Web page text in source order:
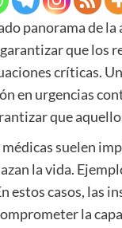
panorama de
que los
críticas.
en urgencias
que
médicas suelen
la vida.
estos casos, las
la